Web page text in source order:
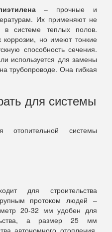
– прочные и
Их применяют не
системе теплых полов.
но имеют тонкие
способность сечения.
используется для замены
трубопроводе. Она гибкая
для системы
системы
для строительства
протоком людей –
20-32 мм удобен для
а размер 25 мм